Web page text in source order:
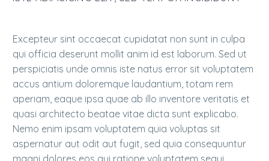
Excepteur sint occaecat cupidatat non sunt in culpa
qui officia deserunt mollit anim id est laborum. Sed ut
perspiciatis unde omnis iste natus error sit voluptatem
accus antium doloremque laudantium, totam rem
aperiam, eaque ipsa quae ab illo inventore veritatis et
quasi architecto beatae vitae dicta sunt explicabo.
Nemo enim ipsam voluptatem quia voluptas sit
aspernatur aut odit aut fugit, sed quia consequuntur
magni dolores eos qui ratione voluptatem sequi